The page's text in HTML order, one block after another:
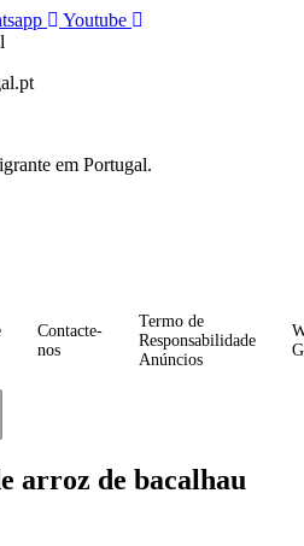
Youtube
em Portugal.
Contacte-
nos
Termo de
Responsabilidade
Anúncios
arroz de bacalhau